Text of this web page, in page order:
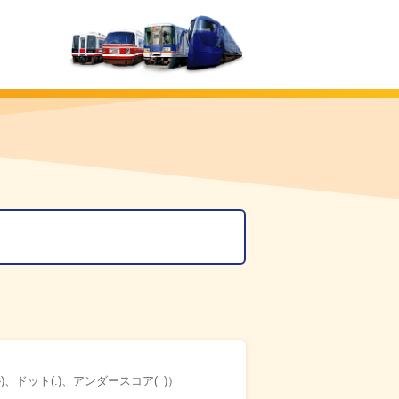
、ドット(.)、アンダースコア(_)）